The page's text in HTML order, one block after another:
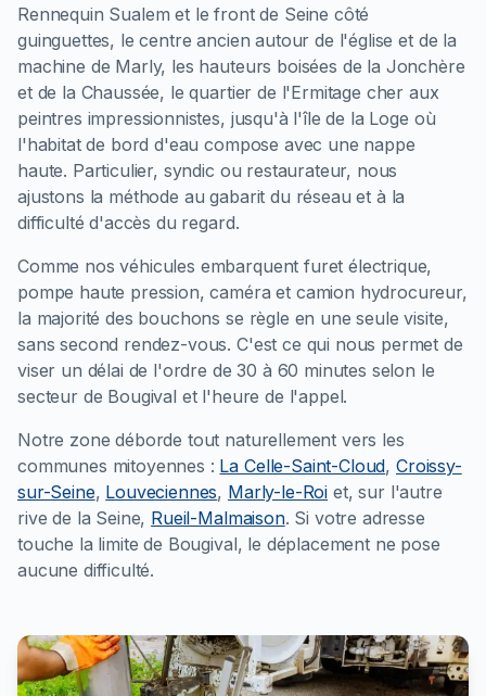
Rennequin Sualem et le front de Seine côté
guinguettes, le centre ancien autour de l'église et de la
machine de Marly, les hauteurs boisées de la Jonchère
et de la Chaussée, le quartier de l'Ermitage cher aux
peintres impressionnistes, jusqu'à l'île de la Loge où
l'habitat de bord d'eau compose avec une nappe
haute. Particulier, syndic ou restaurateur, nous
ajustons la méthode au gabarit du réseau et à la
difficulté d'accès du regard.
Comme nos véhicules embarquent furet électrique,
pompe haute pression, caméra et camion hydrocureur,
la majorité des bouchons se règle en une seule visite,
sans second rendez-vous. C'est ce qui nous permet de
viser un délai de l'ordre de 30 à 60 minutes selon le
secteur de Bougival et l'heure de l'appel.
Notre zone déborde tout naturellement vers les
communes mitoyennes : La Celle-Saint-Cloud, Croissy-
sur-Seine, Louveciennes, Marly-le-Roi et, sur l'autre
rive de la Seine, Rueil-Malmaison. Si votre adresse
touche la limite de Bougival, le déplacement ne pose
aucune difficulté.